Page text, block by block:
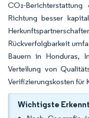
CO₂-
Richtung besser
Rückverfolgbarkeit
Bauern in Honduras,
Verteilung von
Verifizierungskosten für
Wichtigste